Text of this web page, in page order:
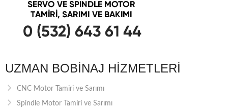
UZMAN BOBINAJ HIZMETLERI
CNC Motor Tamiri ve Sarımı
Spindle Motor Tamiri ve Sarımı